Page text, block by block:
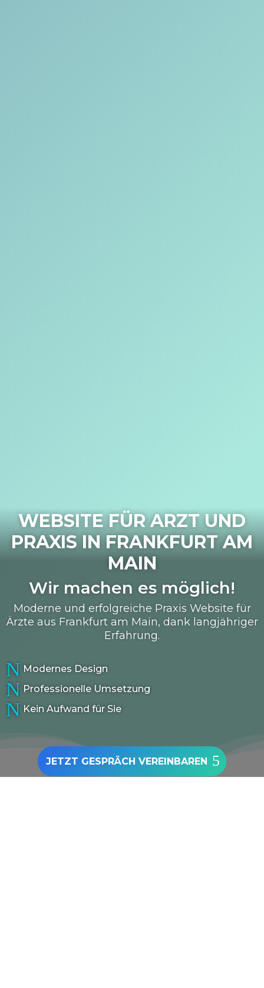
WEBSITE FÜR ARZT UND
PRAXIS INFRANKFURT AM
MAIN
Wir machen es möglich!
Moderne und erfolgreiche Praxis Website für
Ärzte aus Frankfurt am Main, dank langjähriger
Erfahrung.
N Modernes Design
N Professionelle Umsetzung
N Kein Aufwand für Sie
JETZT GESPRÄCH VEREINBAREN